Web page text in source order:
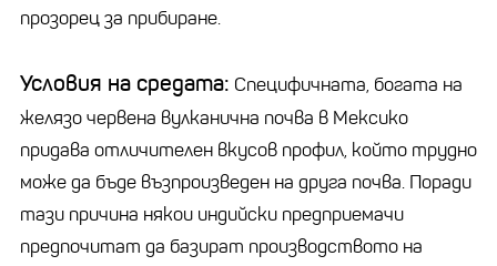
прозорец за прибиране.
Условия на средата: Специфичната, богата на
желязо червена вулканична почва в Мексико
придава отличителен вкусов профил, който трудно
може да бъде възпроизведен на друга почва. Поради
тази причина някои индийски предприемачи
предпочитат да базират производството на